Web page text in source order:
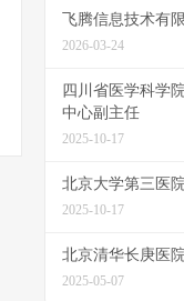
飞腾信息技术有
2026-03-24
四川省医学科学
中心副主任
2025-10-17
北京大学第三医
2025-10-17
北京清华长庚医
2025-05-07